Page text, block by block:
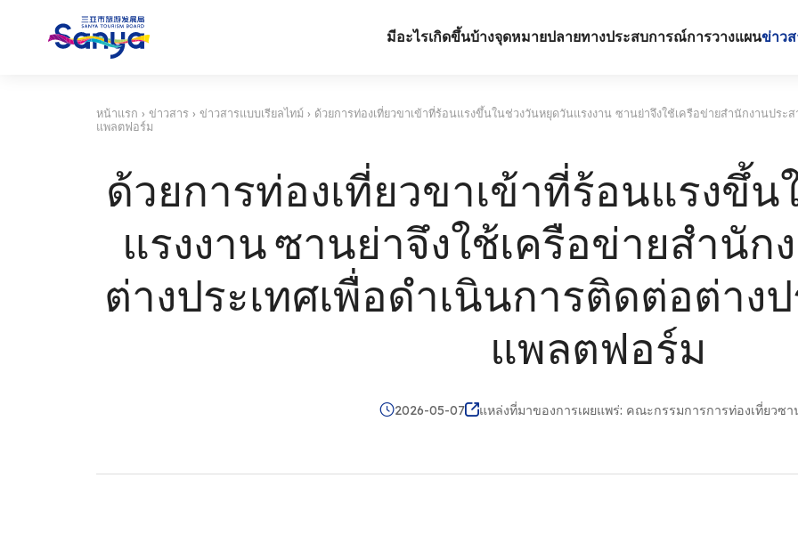
มีอะไรเกิดขึ้นบ้างจุดหมายปลายทางประสบการณ์การวางแผนข่าว
หน้าแรก › ข่าวสาร› ข่าวสารแบบเรียลไทม์ › ด้วยการท่องเที่ยวขาเข้าที่ร้อนแรงขึ้นในช่วงวันหยุดวันแรงงาน ซานย่าจึงใช้เครือข่ายสํานักงานประ
แพลตฟอร์ม
ด้วยการท่องเที่ยวขาเข้าที่ร้อนแรงขึ้
แรงงาน ซานย่าจึงใช้เครือข่ายสํานัก
ต่างประเทศเพื่อดําเนินการติดต่อต่าง
แพลตฟอร์ม
2026-05-07 แหล่งที่มาของการเผยแพร่: คณะกรรมการการท่องเที่ยวซา